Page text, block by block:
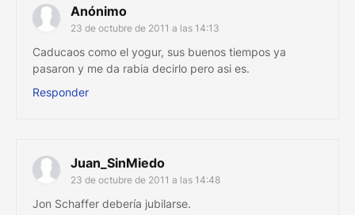
Anónimo
23 de octubre de 2011 a las 14:13
Caducaos como el yogur, sus buenos tiempos ya
pasaron y me da rabia decirlo pero asi es.
Responder
Juan_SinMiedo
23 de octubre de 2011 a las 14:48
Jon Schaffer debería jubilarse.